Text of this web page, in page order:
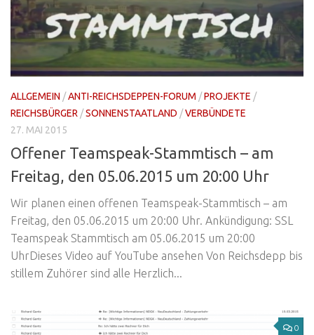
ALLGEMEIN /ANTI-REICHSDEPPEN-FORUM /PROJEKTE /
REICHSBÜRGER /SONNENSTAATLAND /VERBÜNDETE
27. MAI 2015
Offener Teamspeak-Stammtisch – am
Freitag, den 05.06.2015 um 20:00 Uhr
Wir planen einen offenen Teamspeak-Stammtisch – am
Freitag, den 05.06.2015 um 20:00 Uhr. Ankündigung: SSL
Teamspeak Stammtisch am 05.06.2015 um 20:00
UhrDieses Video auf YouTube ansehen Von Reichsdepp bis
stillem Zuhörer sind alle Herzlich...
0